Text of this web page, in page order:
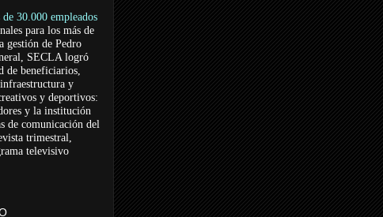
de 30.000 empleados
para los más de
gestión de Pedro
SECLA logró
de beneficiarios,
y
y deportivos:
y la institución
de comunicación del
trimestral,
televisivo